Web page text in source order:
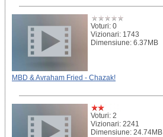
Voturi: 0
Vizionari: 1743
Dimensiune: 6.37MB
MBD & Avraham Fried - Chazak!
Voturi: 2
Vizionari: 2241
Dimensiune: 24.74MB